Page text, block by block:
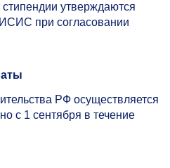
утверждаются
при согласовании
РФ осуществляется
с 1 сентября в течение